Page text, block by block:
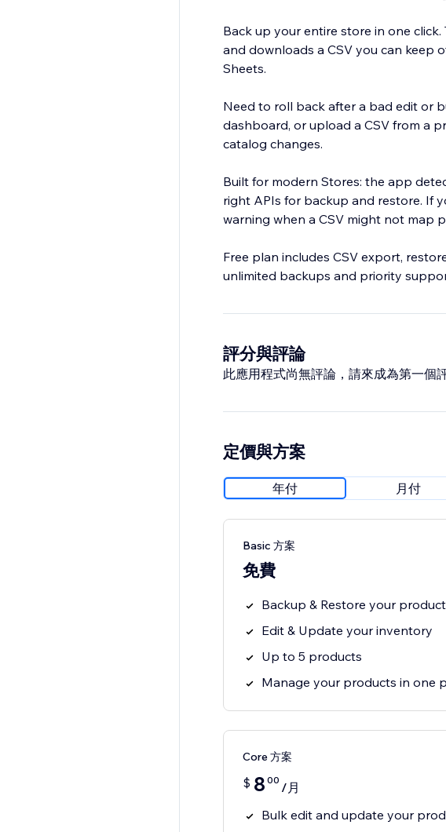
Back up your entire store in one
and downloads a CSV you can keep
Sheets.
Need to roll back after a bad edit or
dashboard, or upload a CSV from a
catalog changes.
Built for modern Stores: the app
right APIs for backup and restore. If
warning when a CSV might not map
Free plan includes CSV export,
unlimited backups and priority
Perfect for merchants who bulk-edit
評分與評論
此應用程式尚無評論，請來成為第一個
定價與方案
年付 月付
Basic 方案
免費
Backup & Restore your
Edit & Update your inventory
Up to 5 products
Manage your products in one
Core 方案
$ 8 00 /月
Bulk edit and update your